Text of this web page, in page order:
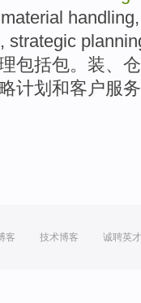
material handling
, strategic
包括包。装、
计划 和客户服务
客 技术博客 诚聘英才